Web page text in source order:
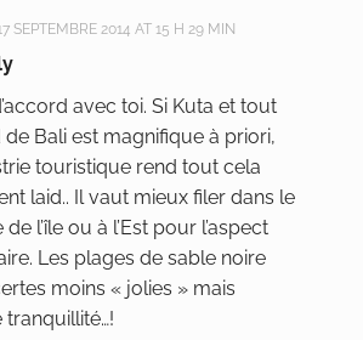
SEPTEMBRE 2014 AT 15 H 29 MIN
avec toi. Si Kuta et tout
de Bali est magnifique à priori,
touristique rend tout cela
laid.. Il vaut mieux filer dans le
l’île ou à l’Est pour l’aspect
Les plages de sable noire
moins « jolies » mais
tranquillité…!